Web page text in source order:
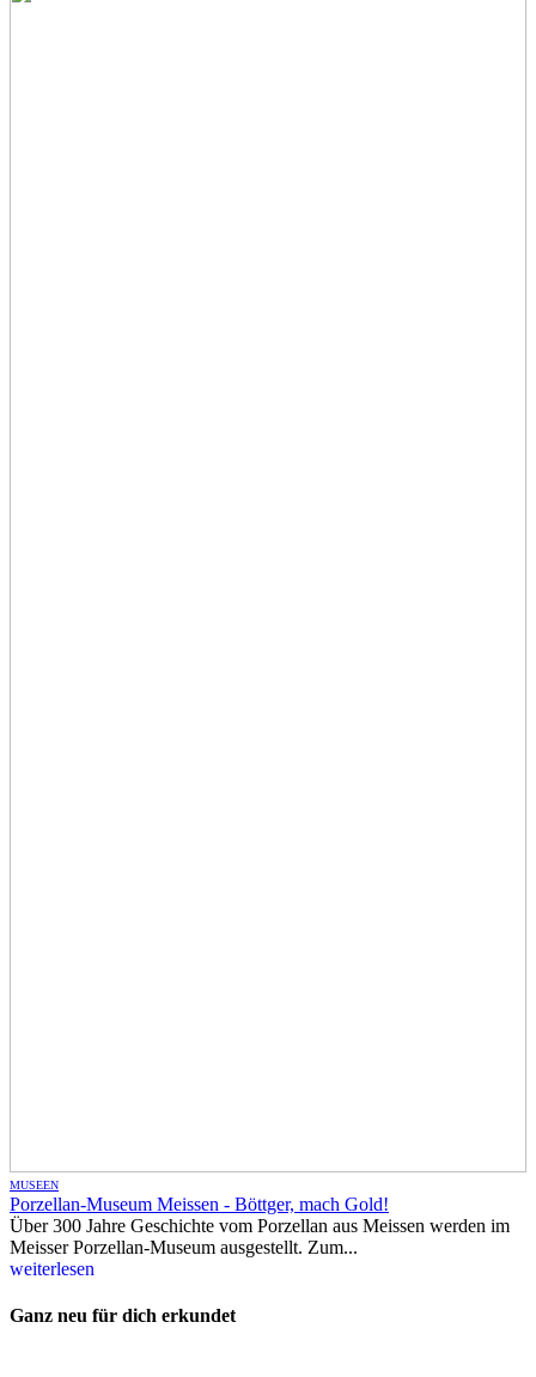
MUSEEN
Porzellan-Museum Meissen - Böttger, mach Gold!
Über 300 Jahre Geschichte vom Porzellan aus Meissen werden im
Meisser Porzellan-Museum ausgestellt. Zum...
weiterlesen
Ganz neu für dich erkundet